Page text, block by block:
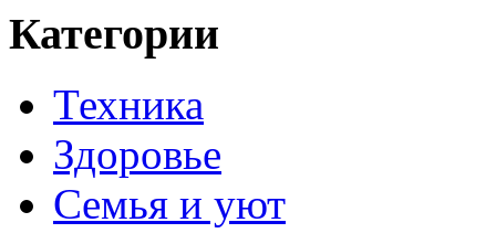
Категории
Техника
Здоровье
Семья и уют